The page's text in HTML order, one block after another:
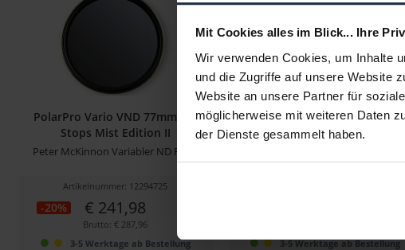
Mit Cookies alles im Blick... Ihre
Wir verwenden Cookies, um Inhalte
und die Zugriffe auf unsere Website
Website an unsere Partner für
möglicherweise mit weiteren Daten
der Dienste gesammelt haben.
PolarPro Vario VND 77mm 2/5
Stops Mist Edition II
Peter McKinnon Variabler ND Filter
Artikelnummer: 12294725
-20% € 241,98
Brutto: € 287,96
3-5 Werktage ab Bestellung
PolarPro Filter 3er Set
für GoPro 9
3-5 Werktage ab Bestellung